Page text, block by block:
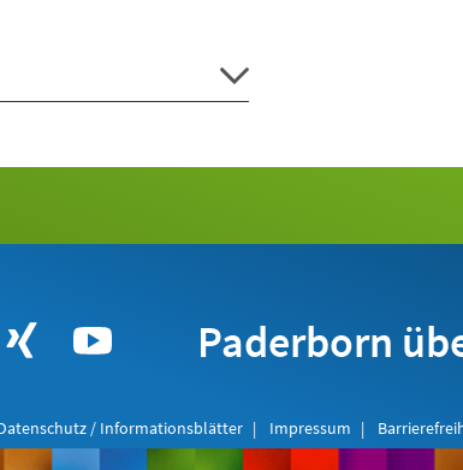
Paderborn
/ Informationsblätter Impressum